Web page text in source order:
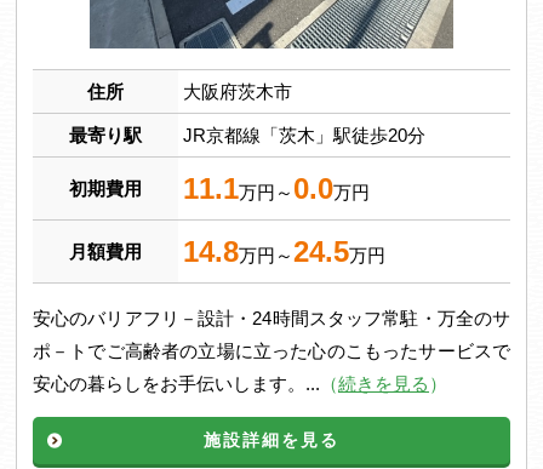
住所 大阪府茨木市
最寄り駅 JR京都線「茨木」駅徒歩20分
初期費用 11.1万円～ 0.0万円
月額費用 14.8万円～24.5万円
安心のバリアフリ－設計・24時間スタッフ常駐・万全のサ
ポ－トでご高齢者の立場に立った心のこもったサービスで
安心の暮らしをお手伝いします。... （続きを見る ）
施設詳細を見る